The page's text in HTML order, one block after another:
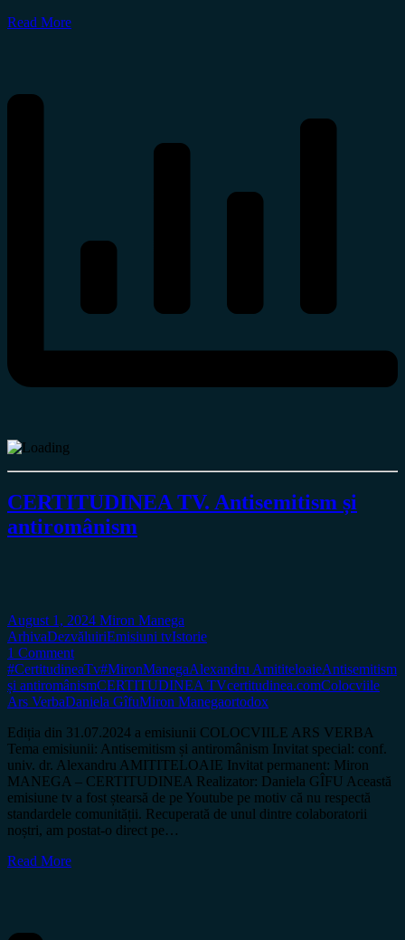
Read More
CERTITUDINEA TV. Antisemitism și
antiromânism
August 1, 2024 Miron Manega
ArhivaDezvăluiriEmisiuni tvIstorie
1 Comment
#CertitudineaTv#MironManegaAlexandru AmititeloaieAntisemitism
și antiromânismCERTITUDINEA TVcertitudinea.comColocviile
Ars VerbaDaniela GîfuMiron Manegaortodox
Ediția din 31.07.2024 a emisiunii COLOCVIILE ARS VERBA
Tema emisiunii: Antisemitism și antiromânism Invitat special: conf.
univ. dr. Alexandru AMITITELOAIE Invitat permanent: Miron
MANEGA – CERTITUDINEA Realizator: Daniela GÎFU Această
emisiune tv a fost ștearsă de pe Youtube pe motiv că nu respectă
standardele comunității. Recuperată de unul dintre colaboratorii
noștri, am postat-o direct pe…
Read More